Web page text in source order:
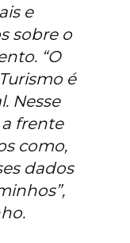
e
sobre o
“O
é
Nesse
frente
como,
dados